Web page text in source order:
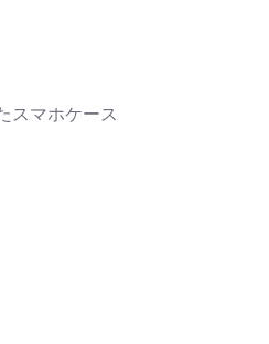
スマホケース